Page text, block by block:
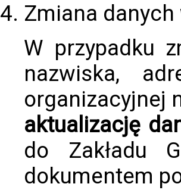
Zmiana
W przypadku
nazwiska,
organizacyjnej
aktualizację
do Zakładu
dokumentem